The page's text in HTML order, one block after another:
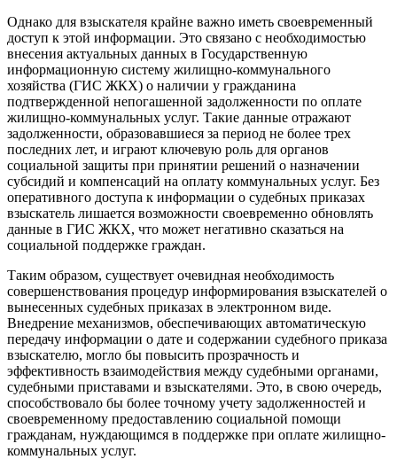
Однако для взыскателя крайне важно иметь своевременный
доступ к этой информации. Это связано с необходимостью
внесения актуальных данных в Государственную
информационную систему жилищно-коммунального
хозяйства (ГИС ЖКХ) о наличии у гражданина
подтвержденной непогашенной задолженности по оплате
жилищно-коммунальных услуг. Такие данные отражают
задолженности, образовавшиеся за период не более трех
последних лет, и играют ключевую роль для органов
социальной защиты при принятии решений о назначении
субсидий и компенсаций на оплату коммунальных услуг. Без
оперативного доступа к информации о судебных приказах
взыскатель лишается возможности своевременно обновлять
данные в ГИС ЖКХ, что может негативно сказаться на
социальной поддержке граждан.
Таким образом, существует очевидная необходимость
совершенствования процедур информирования взыскателей о
вынесенных судебных приказах в электронном виде.
Внедрение механизмов, обеспечивающих автоматическую
передачу информации о дате и содержании судебного приказа
взыскателю, могло бы повысить прозрачность и
эффективность взаимодействия между судебными органами,
судебными приставами и взыскателями. Это, в свою очередь,
способствовало бы более точному учету задолженностей и
своевременному предоставлению социальной помощи
гражданам, нуждающимся в поддержке при оплате жилищно-
коммунальных услуг.